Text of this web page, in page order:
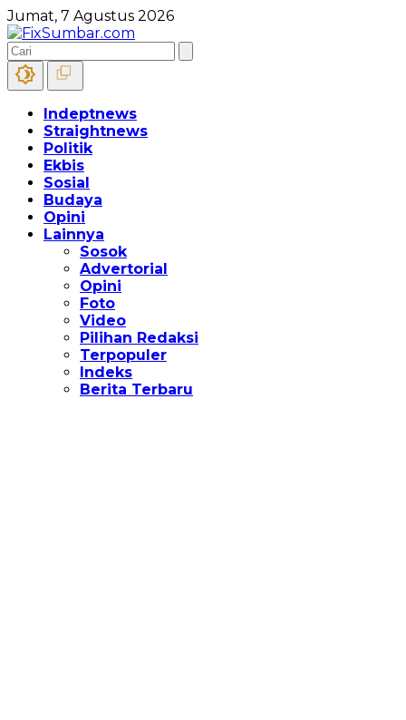
Jumat, 7 Agustus 2026
Indeptnews
Straightnews
Politik
Ekbis
Sosial
Budaya
Opini
Lainnya
Sosok
Advertorial
Opini
Foto
Video
Pilihan Redaksi
Terpopuler
Indeks
Berita Terbaru